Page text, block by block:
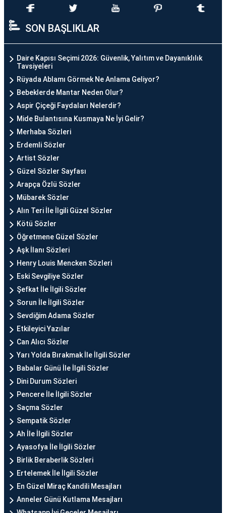
SON BAŞLIKLAR
Daire Kapısı Seçimi 2026: Güvenlik, Yalıtım ve Dayanıklılık
Tavsiyeleri
Rüyada Ablamı Görmek Ne Anlama Geliyor?
Bebeklerde Mantar Neden Olur?
Aspir Çiçeği Faydaları Nelerdir?
Mide Bulantısına Kusmaya Ne İyi Gelir?
Merhaba Sözleri
Erdemli Sözler
Artist Sözler
Güzel Sözler Sayfası
Arapça Özlü Sözler
Mübarek Sözler
Alın Teri İle İlgili Güzel Sözler
Kötü Sözler
Öğretmene Güzel Sözler
Aşk İlanı Sözleri
Henry Louis Mencken Sözleri
Eski Sevgiliye Sözler
Şefkat İle İlgili Sözler
Sorun İle İlgili Sözler
Sevdiğim Adama Sözler
Etkileyici Yazılar
Can Alıcı Sözler
Yarı Yolda Bırakmak İle İlgili Sözler
Babalar Günü İle İlgili Sözler
Dini Durum Sözleri
Pencere İle İlgili Sözler
Saçma Sözler
Sempatik Sözler
Ah İle İlgili Sözler
Ayasofya İle İlgili Sözler
Birlik Beraberlik Sözleri
Ertelemek İle İlgili Sözler
En Güzel Miraç Kandili Mesajları
Anneler Günü Kutlama Mesajları